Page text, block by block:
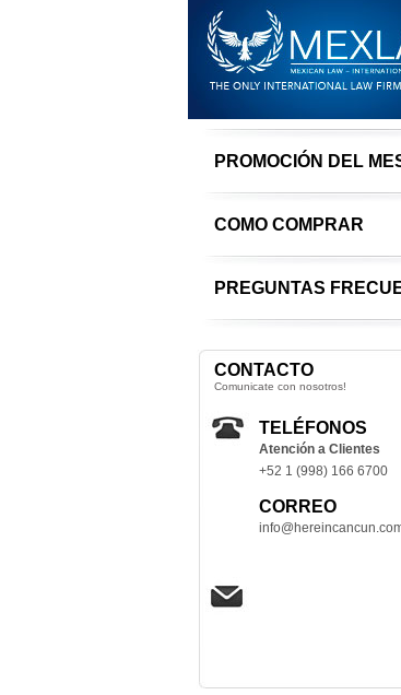
PROMOCIÓN DEL
COMO COMPRAR
PREGUNTAS
CONTACTO
Comunicate con nosotros!
TELÉFONOS
Atención a Clientes
+52 1 (998) 166 6700
CORREO